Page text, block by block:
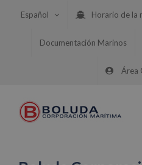
Español Horario de la
Documentación Marinos
Área